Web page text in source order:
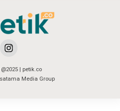
| petik.co
Media Group